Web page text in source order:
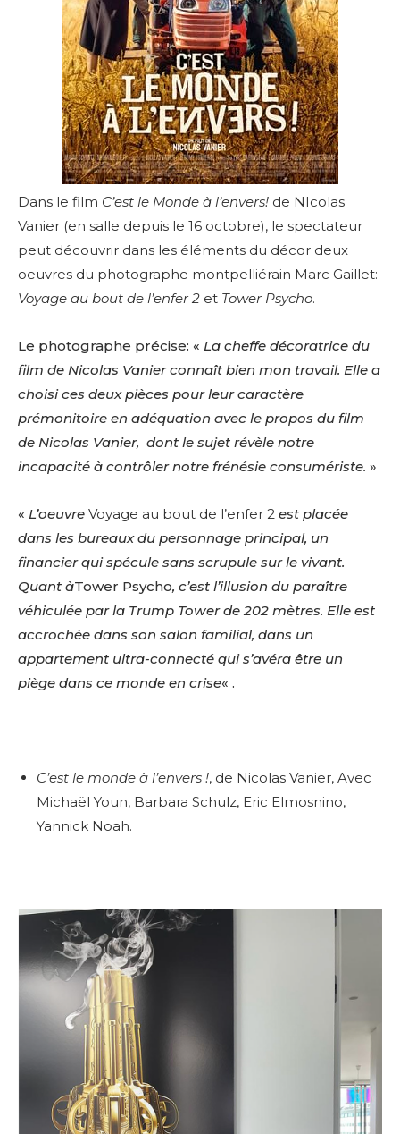
Dans le film C’est le Monde à l’envers! de NIcolas
Vanier (en salle depuis le 16 octobre), le spectateur
peut découvrir dans les éléments du décor deux
oeuvres du photographe montpelliérain Marc Gaillet:
Voyage au bout de l’enfer 2 et Tower Psycho.
Le photographe précise: « La cheffe décoratrice du
film de Nicolas Vanier connaît bien mon travail. Elle a
choisi ces deux pièces pour leur caractère
prémonitoire en adéquation avec le propos du film
de Nicolas Vanier, dont le sujet révèle notre
incapacité à contrôler notre frénésie consumériste. »
« L’oeuvre Voyage au bout de l’enfer 2 est placée
dans les bureaux du personnage principal, un
financier qui spécule sans scrupule sur le vivant.
Quant àTower Psycho, c’est l’illusion du paraître
véhiculée par la Trump Tower de 202 mètres. Elle est
accrochée dans son salon familial, dans un
appartement ultra-connecté qui s’avéra être un
piège dans ce monde en crise« .
C’est le monde à l’envers !, de Nicolas Vanier, Avec
Michaël Youn, Barbara Schulz, Eric Elmosnino,
Yannick Noah.